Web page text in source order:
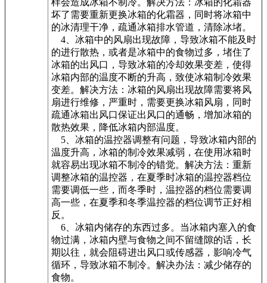
样会造成冰箱不制冷。解决方法：冰箱的化霜器
坏了需要重新更换冰箱的化霜器，同时将冰箱中
的冰清理干净，疏通冰箱排水管道，清除冰堵。
4、冰箱中的风扇出现故障，导致冰箱不能及时
的进行散热，或者是冰箱中的食物过多，堵住了
冰箱的出风口，导致冰箱的冷却效果变差，使得
冰箱内部的温度不断的升高，致使冰箱制冷效果
变差。解决方法：冰箱的风扇出现故障需要将风
扇进行维修，严重时，需要更换冰箱风扇，同时
疏通冰箱出风口保证出风口的通畅，增加冰箱的
散热效果，降低冰箱内部温度。
5、冰箱的温控器调整有问题，导致冰箱内部的
温度升高，冰箱的制冷效果减弱，在使用冰箱时
就容易出现冰箱不制冷的错觉。解决方法：重新
调整冰箱的温控器，在夏季时冰箱的温控器档位
需要调低一些，而冬季时，温控器的档位需要调
高一些，在夏季和冬季温控器的档位调节正好相
反。
6、冰箱内储存的东西过多。当冰箱内塞入的食
物过满，冰箱内壁与食物之间不留缝隙的话，长
期以往，就会阻碍进出风口或传感器，影响冷气
循环，导致冰箱不制冷。解决办法：减少储存的
食物。